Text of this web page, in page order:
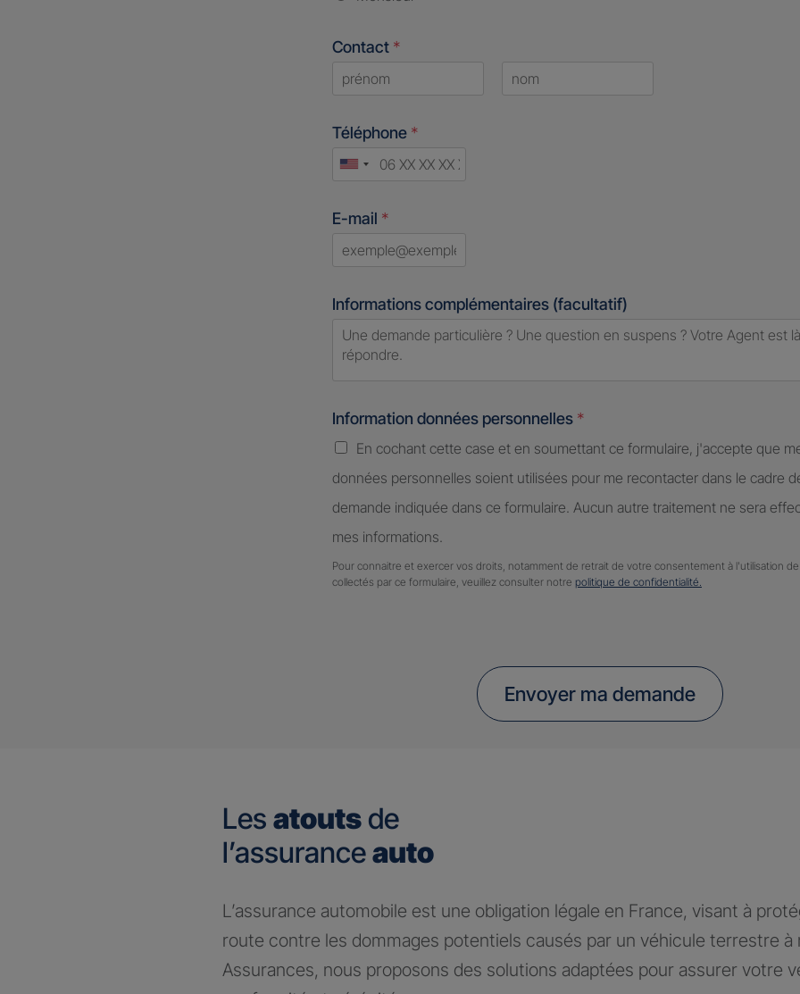
Contact *
Téléphone *
United
E-mail *
Informations complémentaires (facultatif)
Information données personnelles *
En cochant cette case et en soumettant ce formulaire, j'accepte que
données personnelles soient utilisées pour me recontacter dans le cadre
demande indiquée dans ce formulaire. Aucun autre traitement ne sera
mes informations.
Pour connaitre et exercer vos droits, notamment de retrait de votre consentement à l'utilisation
collectés par ce formulaire, veuillez consulter notre politique de confidentialité.
Envoyer ma demande
Les atoutsde
l’assuranceauto
​L’assurance automobile est une obligation légale en France, visant à
route contre les dommages potentiels causés par un véhicule terrestre à
Assurances, nous proposons des solutions adaptées pour assurer votre